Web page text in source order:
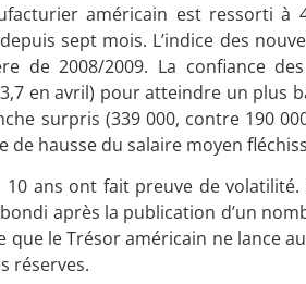
américain est ressorti
sept mois. L’indice des
de 2008/2009. La confiance
en avril) pour atteindre un plus
surpris (339 000, contre 190
hausse du salaire moyen
ans ont fait preuve de
après la publication d’un
le Trésor américain ne lance
réserves.